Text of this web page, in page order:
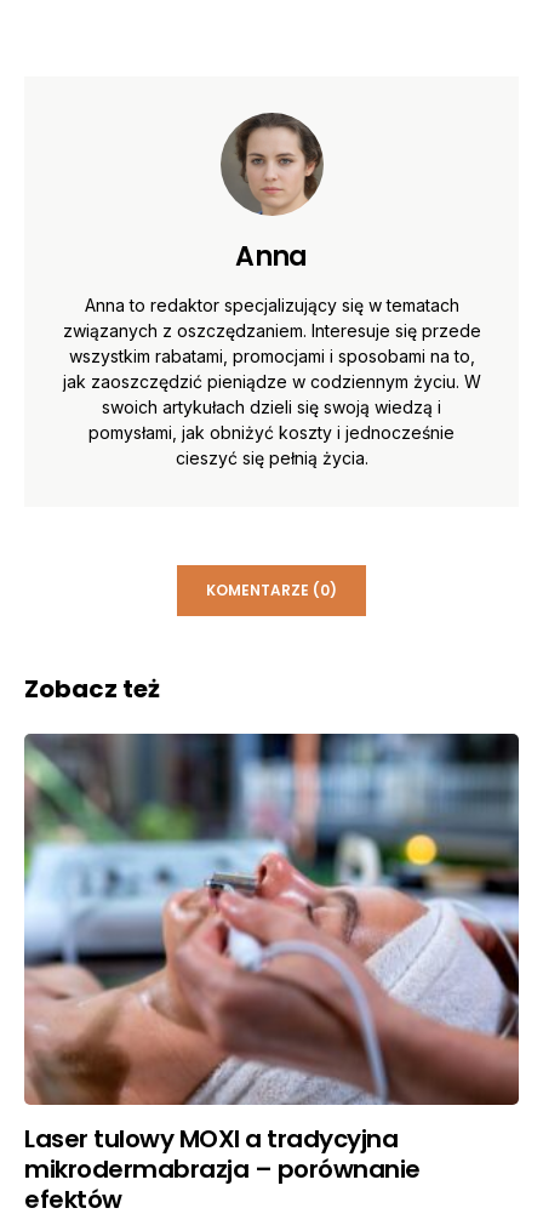
Anna
Anna to redaktor specjalizujący się w tematach
związanych z oszczędzaniem. Interesuje się przede
wszystkim rabatami, promocjami i sposobami na to,
jak zaoszczędzić pieniądze w codziennym życiu. W
swoich artykułach dzieli się swoją wiedzą i
pomysłami, jak obniżyć koszty i jednocześnie
cieszyć się pełnią życia.
KOMENTARZE (0)
Zobacz też
Laser tulowy MOXI a tradycyjna
mikrodermabrazja – porównanie
efektów